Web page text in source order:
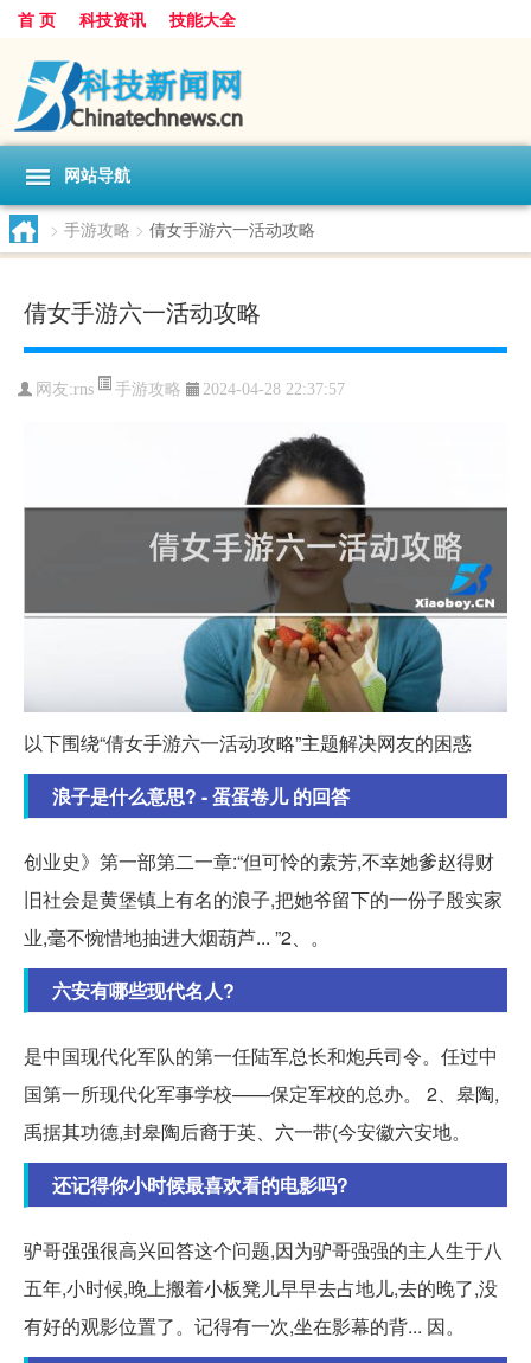
首 页 科技资讯 技能大全
网站导航
> 手游攻略 > 倩女手游六一活动攻略
倩女手游六一活动攻略
网友:rns 手游攻略 2024-04-28 22:37:57
以下围绕“倩女手游六一活动攻略”主题解决网友的困惑
浪子是什么意思? - 蛋蛋卷儿 的回答
创业史》第一部第二一章:“但可怜的素芳,不幸她爹赵得财
旧社会是黄堡镇上有名的浪子,把她爷留下的一份子殷实家
业,毫不惋惜地抽进大烟葫芦... ”2、。
六安有哪些现代名人?
是中国现代化军队的第一任陆军总长和炮兵司令。任过中
国第一所现代化军事学校——保定军校的总办。 2、皋陶,
禹据其功德,封皋陶后裔于英、六一带(今安徽六安地。
还记得你小时候最喜欢看的电影吗?
驴哥强强很高兴回答这个问题,因为驴哥强强的主人生于八
五年,小时候,晚上搬着小板凳儿早早去占地儿,去的晚了,没
有好的观影位置了。记得有一次,坐在影幕的背... 因。